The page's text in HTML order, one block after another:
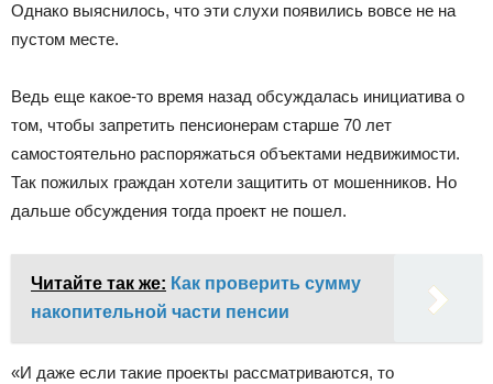
Однако выяснилось, что эти слухи появились вовсе не на
пустом месте.
Ведь еще какое-то время назад обсуждалась инициатива о
том, чтобы запретить пенсионерам старше 70 лет
самостоятельно распоряжаться объектами недвижимости.
Так пожилых граждан хотели защитить от мошенников. Но
дальше обсуждения тогда проект не пошел.
Читайте так же: Как проверить сумму
накопительной части пенсии
«И даже если такие проекты рассматриваются, то